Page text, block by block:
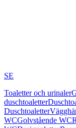
SE
Toaletter och urinaler
duschtoaletter
Duschtoaletter
WCGolvstående WC